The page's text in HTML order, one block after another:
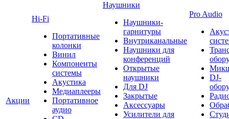
Акции
Hi-Fi
Портативные
колонки
Винил
Компоненты
системы
Акустика
Медиаплееры
Портативное
аудио
Наушники
Наушники-
гарнитуры
Внутриканальные
Наушники для
конференций
Открытые
наушники
Для DJ
Закрытые
Аксессуары
Усилители для
Pro Audio
DJ-